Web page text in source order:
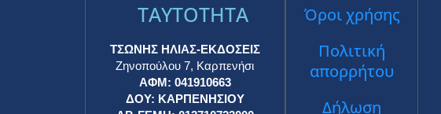
TAYTOTHTA
ΤΣΩΝΗΣ ΗΛΙΑΣ-ΕΚΔΟΣΕΙΣ
Ζηνοπούλου 7, Καρπενήσι
ΑΦΜ: 041910663
ΔΟΥ: ΚΑΡΠΕΝΗΣΙΟΥ
Όροι χρήσης
Πολιτική
απορρήτου
Δήλωση